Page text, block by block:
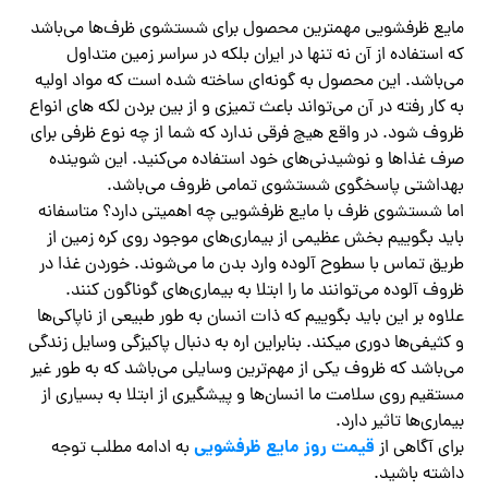
مایع ظرفشویی مهمترین محصول برای شستشوی ظرف‌ها می‌باشد
که استفاده از آن نه تنها در ایران بلکه در سراسر زمین متداول
می‌باشد. این محصول به گونه‌ای ساخته شده است که مواد اولیه
به کار رفته در آن می‌تواند باعث تمیزی و از بین بردن لکه‌ های انواع
ظروف شود. در واقع هیچ فرقی ندارد که شما از چه نوع ظرفی برای
صرف غذاها و نوشیدنی‌های خود استفاده می‌کنید. این شوینده
بهداشتی پاسخگوی شستشوی تمامی ظروف می‌باشد.
اما شستشوی ظرف با مایع ظرفشویی چه اهمیتی دارد؟ متاسفانه
باید بگوییم بخش عظیمی از بیماری‌های موجود روی کره زمین از
طریق تماس با سطوح آلوده وارد بدن ما می‌شوند. خوردن غذا در
ظروف آلوده می‌توانند ما را ابتلا به بیماری‌های گوناگون کنند.
علاوه بر این باید بگوییم که ذات انسان به طور طبیعی از ناپاکی‌ها
و کثیفی‌ها دوری میکند. بنابراین اره به دنبال پاکیزگی وسایل زندگی
می‌باشد که ظروف یکی از مهم‌ترین وسایلی می‌باشد که به طور غیر
مستقیم روی سلامت ما انسان‌ها و پیشگیری از ابتلا به بسیاری از
بیماری‌ها تاثیر دارد.
برای آگاهی از قیمت روز مایع ظرفشویی به ادامه مطلب توجه
داشته باشید.